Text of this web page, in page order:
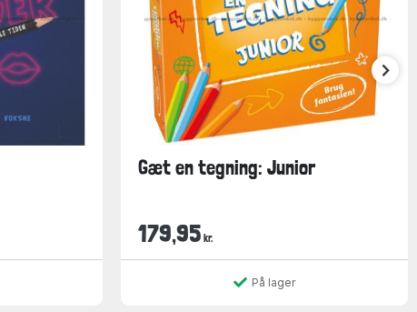
Gæt en tegning: Junior
179,95 kr.
På lager